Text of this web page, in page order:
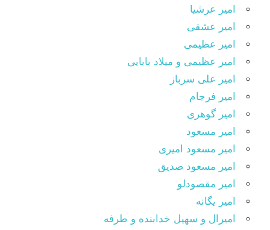
امیر عرشیا
امیر عشقی
امیر عظیمی
امیر عظیمی و میلاد بابایی
امیر علی سرباز
امیر فرجام
امیر گوهری
امیر مسعود
امیر مسعود امیری
امیر مسعود صدیق
امیر مقصودلو
امیر یگانه
امیرال و سهیل خدابنده و طرفه